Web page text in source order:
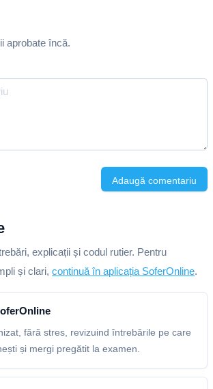
aprobate încă.
Adaugă comentariu
explicații și codul rutier. Pentru
și clari, continuă în aplicația SoferOnline.
fără stres, revizuind întrebările pe care
și mergi pregătit la examen.